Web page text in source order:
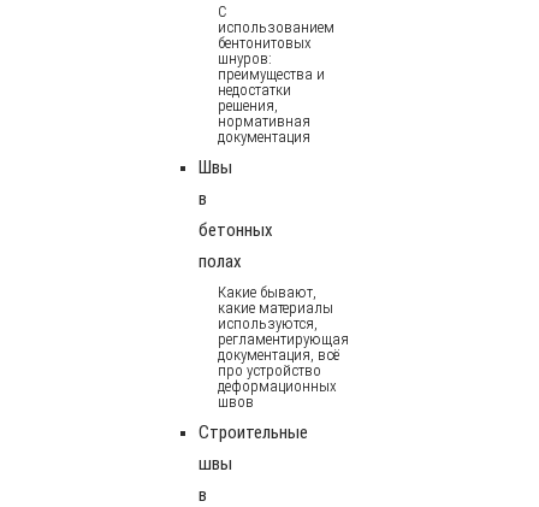
С
использованием
бентонитовых
шнуров:
преимущества и
недостатки
решения,
нормативная
документация
Швы
в
бетонных
полах
Какие бывают,
какие материалы
используются,
регламентирующая
документация, всё
про устройство
деформационных
швов
Строительные
швы
в